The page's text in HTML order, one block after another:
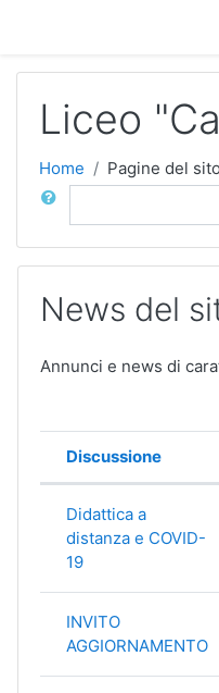
Liceo
Home Pagine del sito
Cerca
News del
Annunci e news di
Elenco delle
Stato
Discussione
Didattica a
distanza e COVID-
19
INVITO
AGGIORNAMENTO